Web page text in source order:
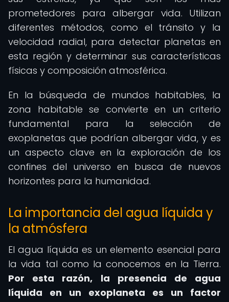
prometedores para albergar vida. Utilizan
diferentes métodos, como el tránsito y la
velocidad radial, para detectar planetas en
esta región y determinar sus características
físicas y composición atmosférica.
En la búsqueda de mundos habitables, la
zona habitable se convierte en un criterio
fundamental para la selección de
exoplanetas que podrían albergar vida, y es
un aspecto clave en la exploración de los
confines del universo en busca de nuevos
horizontes para la humanidad.
La importancia del agua líquida y
la atmósfera
El agua líquida es un elemento esencial para
la vida tal como la conocemos en la Tierra.
Por esta razón, la presencia de agua
líquida en un exoplaneta es un factor